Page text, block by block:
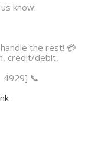
know:
the rest! 💳
credit/debit,
4929] 📞